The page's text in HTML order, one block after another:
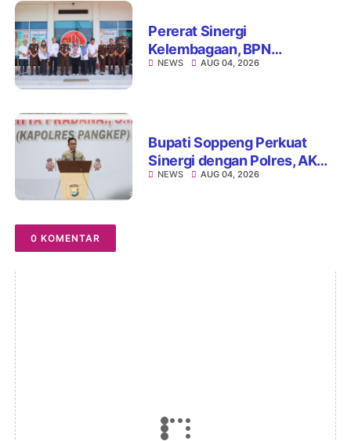
Pererat Sinergi
Kelembagaan, BPN
Kabupaten Soppeng dan
NEWS AUG 04, 2026
Bupati Soppeng Perkuat
Sinergi dengan Polres, AKBP
Hari Budiyanto Siap Layani
NEWS AUG 04, 2026
0 KOMENTAR